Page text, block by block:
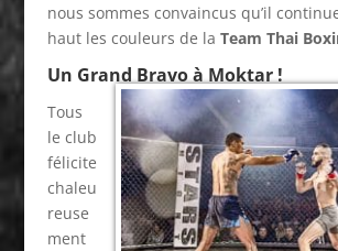
nous sommes convaincus qu’il
haut les couleurs de la Team Thai
Un Grand Bravo à Moktar !
Tous
le club
félicite
chaleu
reuse
ment